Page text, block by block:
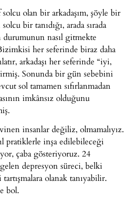
olan bir arkadaşım, şöyle bir
bir tanıdığı, arada sırada
durumunun nasıl gitmekte
her seferinde biraz daha
arkadaşı her seferinde “iyi,
Sonunda bir gün sebebini
sol tamamen sıfırlanmadan
imkânsız olduğunu
insanlar değiliz, olmamalıyız.
pratiklerle inşa edilebileceği
çaba gösteriyoruz. 24
depresyon süreci, belki
olanak tanıyabilir.
bol.